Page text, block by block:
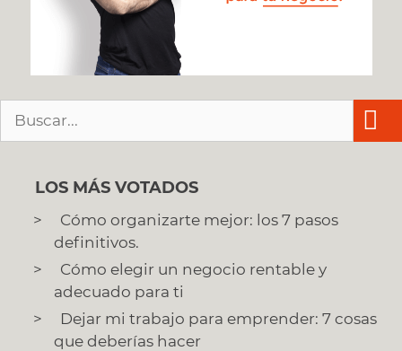
LOS MÁS VOTADOS
Cómo organizarte mejor: los 7 pasos
definitivos.
Cómo elegir un negocio rentable y
adecuado para ti
Dejar mi trabajo para emprender: 7 cosas
que deberías hacer